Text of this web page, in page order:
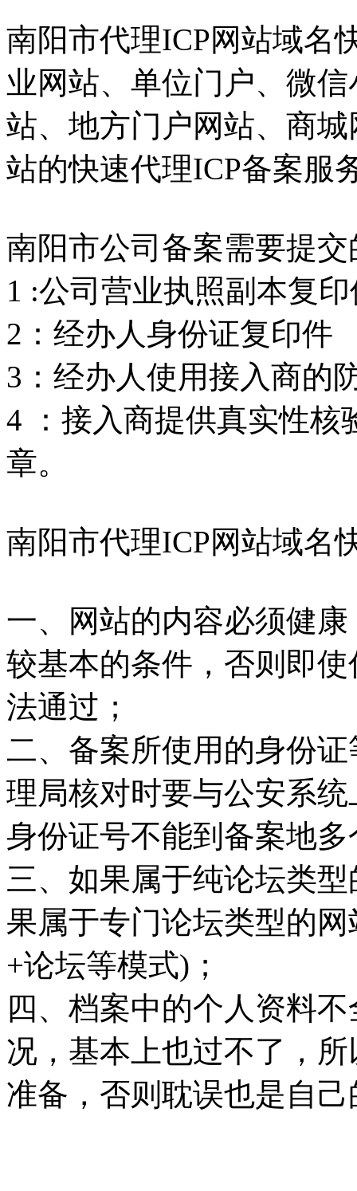
南阳市代理ICP网站域名
业网站、单位门户、微
站、地方门户网站、商
站的快速代理ICP备案服
南阳市公司备案需要提
1 :公司营业执照副本复
2：经办人身份证复印件
3：经办人使用接入商的
4 ：接入商提供真实性核
章。
南阳市代理ICP网站域名
一、网站的内容必须健
较基本的条件，否则即
法通过；
二、备案所使用的身份
理局核对时要与公安系
身份证号不能到备案地
三、如果属于纯论坛类
果属于专门论坛类型的
+论坛等模式)；
四、档案中的个人资料
况，基本上也过不了，
准备，否则耽误也是自